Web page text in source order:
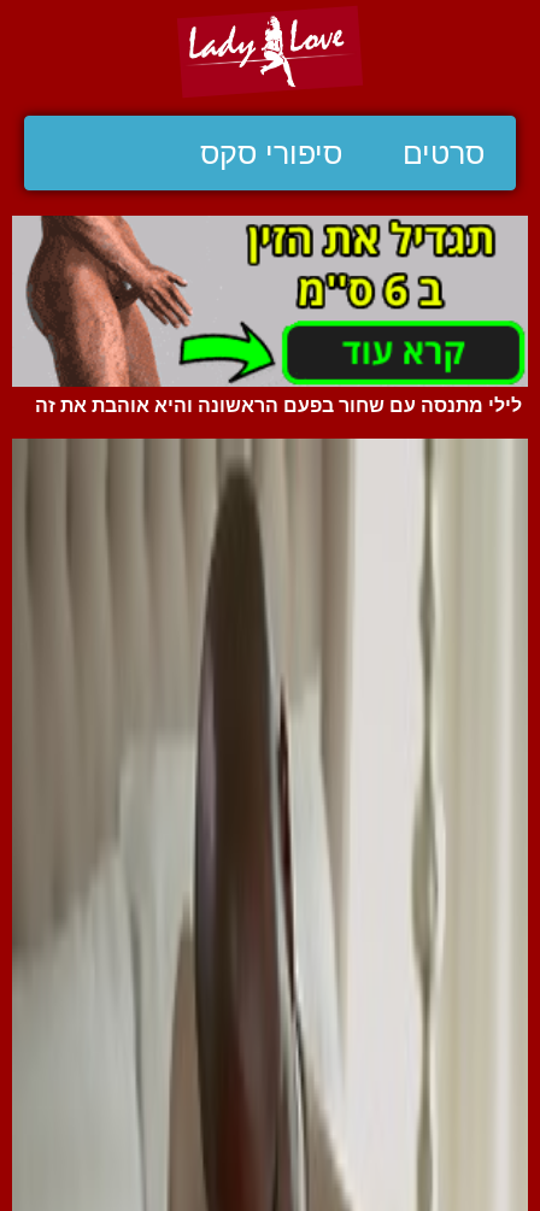
סרטים סיפורי סקס
לילי מתנסה עם שחור בפעם הראשונה והיא אוהבת את זה